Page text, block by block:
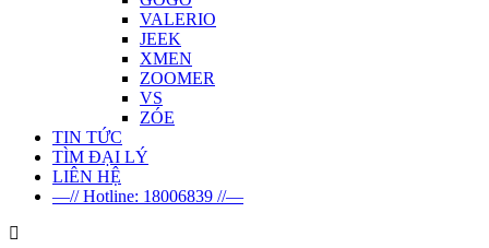
VALERIO
JEEK
XMEN
ZOOMER
VS
ZÓE
TIN TỨC
TÌM ĐẠI LÝ
LIÊN HỆ
—// Hotline: 18006839 //—